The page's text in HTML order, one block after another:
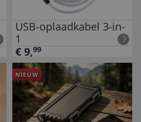
USB-oplaadkabel 3-in-
1
€ 9,99
NIEUW